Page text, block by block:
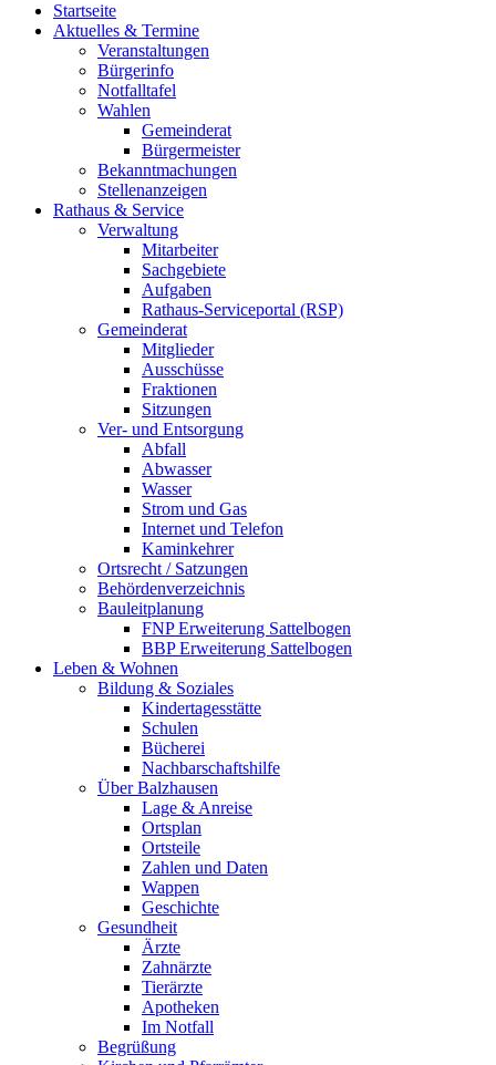
Startseite
Aktuelles & Termine
Veranstaltungen
Bürgerinfo
Notfalltafel
Wahlen
Gemeinderat
Bürgermeister
Bekanntmachungen
Stellenanzeigen
Rathaus & Service
Verwaltung
Mitarbeiter
Sachgebiete
Aufgaben
Rathaus-Serviceportal (RSP)
Gemeinderat
Mitglieder
Ausschüsse
Fraktionen
Sitzungen
Ver- und Entsorgung
Abfall
Abwasser
Wasser
Strom und Gas
Internet und Telefon
Kaminkehrer
Ortsrecht / Satzungen
Behördenverzeichnis
Bauleitplanung
FNP Erweiterung Sattelbogen
BBP Erweiterung Sattelbogen
Leben & Wohnen
Bildung & Soziales
Kindertagesstätte
Schulen
Bücherei
Nachbarschaftshilfe
Über Balzhausen
Lage & Anreise
Ortsplan
Ortsteile
Zahlen und Daten
Wappen
Geschichte
Gesundheit
Ärzte
Zahnärzte
Tierärzte
Apotheken
Im Notfall
Begrüßung